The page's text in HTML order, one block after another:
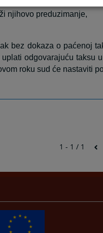
njihovo preduzimanje,
bez dokaza o paćenoj
odgovarajuću taksu
roku sud će nastaviti
1 - 1 / 1